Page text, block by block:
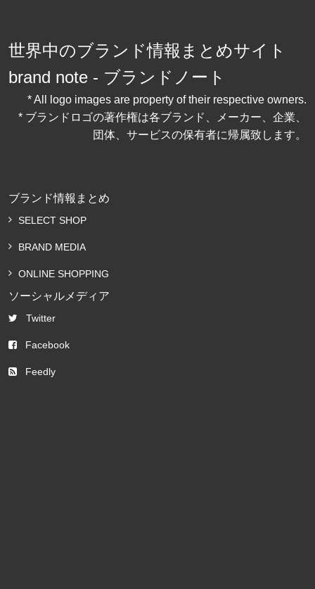
世界中のブランド情報まとめサイト
brand note - ブランドノート
* All logo images are property of their respective owners.
* ブランドロゴの著作権は各ブランド、メーカー、企業、
団体、サービスの保有者に帰属致します。
ブランド情報まとめ
SELECT SHOP
BRAND MEDIA
ONLINE SHOPPING
ソーシャルメディア
Twitter
Facebook
Feedly